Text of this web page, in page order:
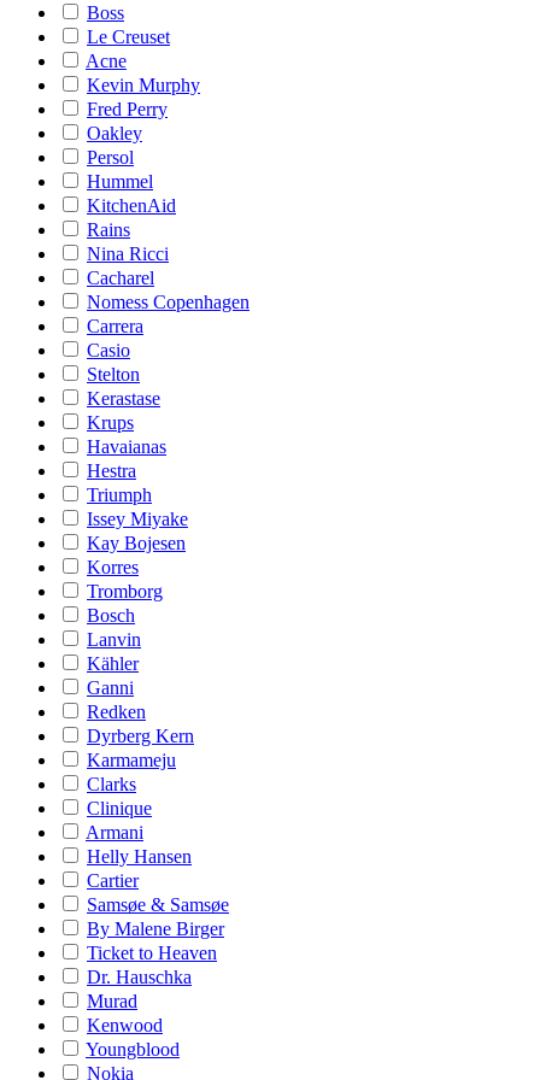
Boss
Le Creuset
Acne
Kevin Murphy
Fred Perry
Oakley
Persol
Hummel
KitchenAid
Rains
Nina Ricci
Cacharel
Nomess Copenhagen
Carrera
Casio
Stelton
Kerastase
Krups
Havaianas
Hestra
Triumph
Issey Miyake
Kay Bojesen
Korres
Tromborg
Bosch
Lanvin
Kähler
Ganni
Redken
Dyrberg Kern
Karmameju
Clarks
Clinique
Armani
Helly Hansen
Cartier
Samsøe & Samsøe
By Malene Birger
Ticket to Heaven
Dr. Hauschka
Murad
Kenwood
Youngblood
Nokia